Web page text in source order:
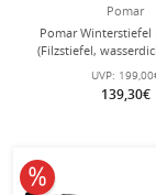
Pomar
Pomar Winterstiefel
(Filzstiefel,
warm) dunkelblau
UVP:
139,30€
10% reduziert